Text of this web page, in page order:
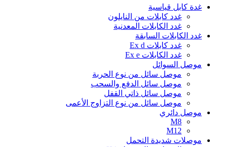
غدة كابل قياسية
غدد كابلات من النايلون
غدد الكابلات المعدنية
غدد الكابلات السابقة
غدد كابلات Ex d
غدد الكابلات Ex e
موصل السوائل
موصل سائل من نوع الحربة
موصل سائل الدفع والسحب
موصل سائل ذاتي القفل
موصل سائل من نوع التزاوج الأعمى
موصل دائري
M8
M12
موصلات شديدة التحمل